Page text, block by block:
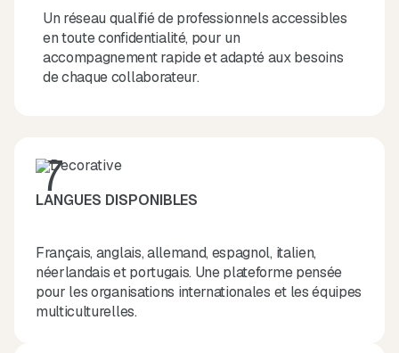
Un réseau qualifié de professionnels accessibles
en toute confidentialité, pour un
accompagnement rapide et adapté aux besoins
de chaque collaborateur.
7
LANGUES DISPONIBLES
Français, anglais, allemand, espagnol, italien,
néerlandais et portugais. Une plateforme pensée
pour les organisations internationales et les équipes
multiculturelles.